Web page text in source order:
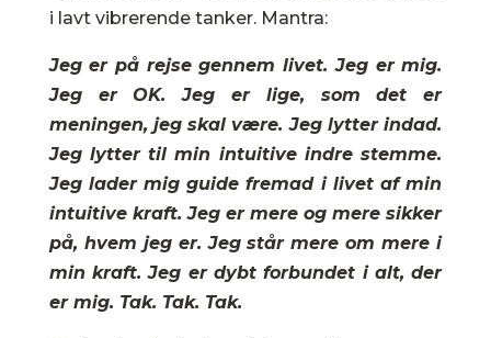
i lavt vibrerende tanker. Mantra:
Jeg er på rejse gennem livet. Jeg er mig.
Jeg er OK. Jeg er lige, som det er
meningen, jeg skal være. Jeg lytter indad.
Jeg lytter til min intuitive indre stemme.
Jeg lader mig guide fremad i livet af min
intuitive kraft. Jeg er mere og mere sikker
på, hvem jeg er. Jeg står mere om mere i
min kraft. Jeg er dybt forbundet i alt, der
er mig. Tak. Tak. Tak.